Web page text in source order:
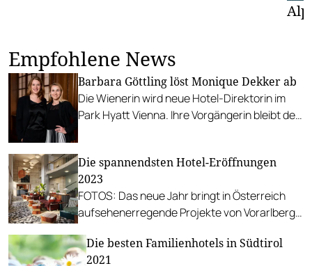
Empfohlene News
Barbara Göttling löst Monique Dekker ab
Die Wienerin wird neue Hotel-Direktorin im
Park Hyatt Vienna. Ihre Vorgängerin bleibt der
Die spannendsten Hotel-Eröffnungen
2023
FOTOS: Das neue Jahr bringt in Österreich
aufsehenerregende Projekte von Vorarlberg
Die besten Familienhotels in Südtirol
2021